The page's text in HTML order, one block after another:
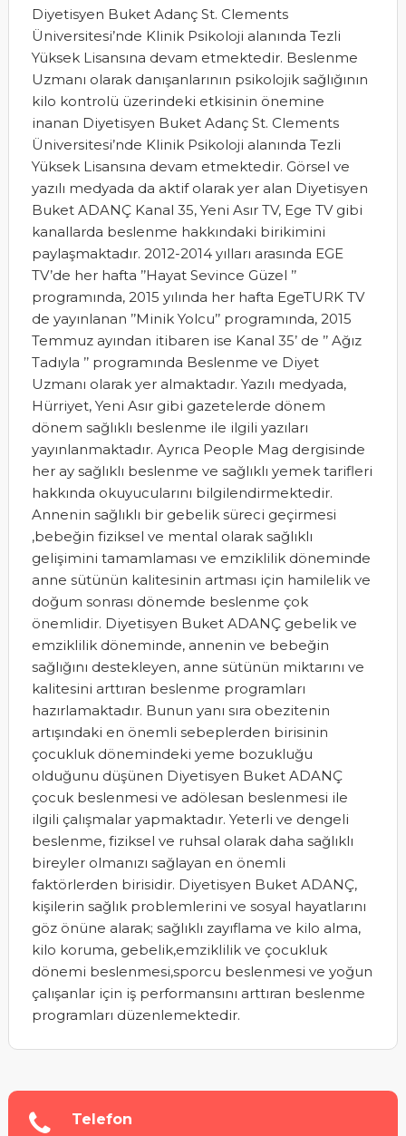
Diyetisyen Buket Adanç St. Clements
Üniversitesi’nde Klinik Psikoloji alanında Tezli
Yüksek Lisansına devam etmektedir. Beslenme
Uzmanı olarak danışanlarının psikolojik sağlığının
kilo kontrolü üzerindeki etkisinin önemine
inanan Diyetisyen Buket Adanç St. Clements
Üniversitesi’nde Klinik Psikoloji alanında Tezli
Yüksek Lisansına devam etmektedir. Görsel ve
yazılı medyada da aktif olarak yer alan Diyetisyen
Buket ADANÇ Kanal 35, Yeni Asır TV, Ege TV gibi
kanallarda beslenme hakkındaki birikimini
paylaşmaktadır. 2012-2014 yılları arasında EGE
TV’de her hafta ’’Hayat Sevince Güzel ’’
programında, 2015 yılında her hafta EgeTURK TV
de yayınlanan ’’Minik Yolcu’’ programında, 2015
Temmuz ayından itibaren ise Kanal 35’ de ’’ Ağız
Tadıyla ’’ programında Beslenme ve Diyet
Uzmanı olarak yer almaktadır. Yazılı medyada,
Hürriyet, Yeni Asır gibi gazetelerde dönem
dönem sağlıklı beslenme ile ilgili yazıları
yayınlanmaktadır. Ayrıca People Mag dergisinde
her ay sağlıklı beslenme ve sağlıklı yemek tarifleri
hakkında okuyucularını bilgilendirmektedir.
Annenin sağlıklı bir gebelik süreci geçirmesi
,bebeğin fiziksel ve mental olarak sağlıklı
gelişimini tamamlaması ve emziklilik döneminde
anne sütünün kalitesinin artması için hamilelik ve
doğum sonrası dönemde beslenme çok
önemlidir. Diyetisyen Buket ADANÇ gebelik ve
emziklilik döneminde, annenin ve bebeğin
sağlığını destekleyen, anne sütünün miktarını ve
kalitesini arttıran beslenme programları
hazırlamaktadır. Bunun yanı sıra obezitenin
artışındaki en önemli sebeplerden birisinin
çocukluk dönemindeki yeme bozukluğu
olduğunu düşünen Diyetisyen Buket ADANÇ
çocuk beslenmesi ve adölesan beslenmesi ile
ilgili çalışmalar yapmaktadır. Yeterli ve dengeli
beslenme, fiziksel ve ruhsal olarak daha sağlıklı
bireyler olmanızı sağlayan en önemli
faktörlerden birisidir. Diyetisyen Buket ADANÇ,
kişilerin sağlık problemlerini ve sosyal hayatlarını
göz önüne alarak; sağlıklı zayıflama ve kilo alma,
kilo koruma, gebelik,emziklilik ve çocukluk
dönemi beslenmesi,sporcu beslenmesi ve yoğun
çalışanlar için iş performansını arttıran beslenme
programları düzenlemektedir.
Telefon